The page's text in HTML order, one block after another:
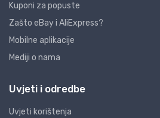
Kuponi za popuste
Zašto eBay i AliExpress?
Mobilne aplikacije
Mediji o nama
Uvjeti i odredbe
Uvjeti korištenja